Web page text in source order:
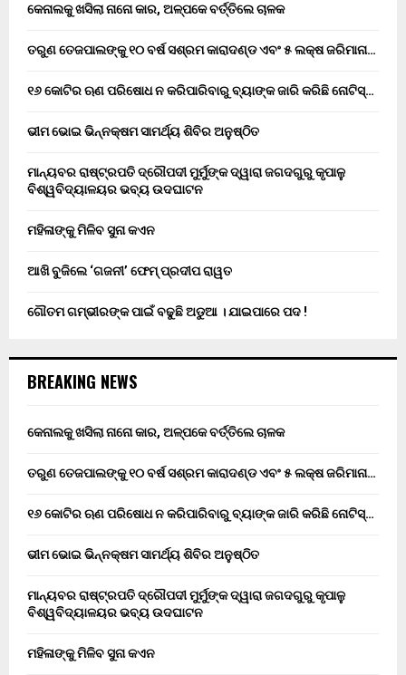
କେନାଲକୁ ଖସିଲା ନାନୋ କାର, ଅଳ୍ପକେ ବର୍ତ୍ତିଲେ ଚାଳକ
ତରୁଣ ତେଜପାଲଙ୍କୁ ୧୦ ବର୍ଷ ସଶ୍ରମ କାରାଦଣ୍ଡ ଏବଂ ₹୫ ଲକ୍ଷ ଜରିମାନା…
୧୬ କୋଟିର ଋଣ ପରିଷୋଧ ନ କରିପାରିବାରୁ ବ୍ୟାଙ୍କ ଜାରି କରିଛି ନୋଟିସ୍…
ଭୀମ ଭୋଇ ଭିନ୍ନକ୍ଷମ ସାମର୍ଥ୍ୟ ଶିବିର ଅନୁଷ୍ଠିତ
ମାନ୍ୟବର ରାଷ୍ଟ୍ରପତି ଦ୍ରୌପଦୀ ମୁର୍ମୁଙ୍କ ଦ୍ୱାରା ଜଗଦଗୁରୁ କୃପାଳୁ
ବିଶ୍ୱବିଦ୍ୟାଳୟର ଭବ୍ୟ ଉଦଘାଟନ
ମହିଳାଙ୍କୁ ମିଳିବ ସୁନା କଏନ
ଆଖି ବୁଜିଲେ ‘ଗଜନୀ’ ଫେମ୍ ପ୍ରଦୀପ ରାୱତ
ଗୌତମ ଗମ୍ଭୀରଙ୍କ ପାଇଁ ବଢୁଛି ଅଡୁଆ । ଯାଇପାରେ ପଦ !
BREAKING NEWS
କେନାଲକୁ ଖସିଲା ନାନୋ କାର, ଅଳ୍ପକେ ବର୍ତ୍ତିଲେ ଚାଳକ
ତରୁଣ ତେଜପାଲଙ୍କୁ ୧୦ ବର୍ଷ ସଶ୍ରମ କାରାଦଣ୍ଡ ଏବଂ ₹୫ ଲକ୍ଷ ଜରିମାନା…
୧୬ କୋଟିର ଋଣ ପରିଷୋଧ ନ କରିପାରିବାରୁ ବ୍ୟାଙ୍କ ଜାରି କରିଛି ନୋଟିସ୍…
ଭୀମ ଭୋଇ ଭିନ୍ନକ୍ଷମ ସାମର୍ଥ୍ୟ ଶିବିର ଅନୁଷ୍ଠିତ
ମାନ୍ୟବର ରାଷ୍ଟ୍ରପତି ଦ୍ରୌପଦୀ ମୁର୍ମୁଙ୍କ ଦ୍ୱାରା ଜଗଦଗୁରୁ କୃପାଳୁ
ବିଶ୍ୱବିଦ୍ୟାଳୟର ଭବ୍ୟ ଉଦଘାଟନ
ମହିଳାଙ୍କୁ ମିଳିବ ସୁନା କଏନ